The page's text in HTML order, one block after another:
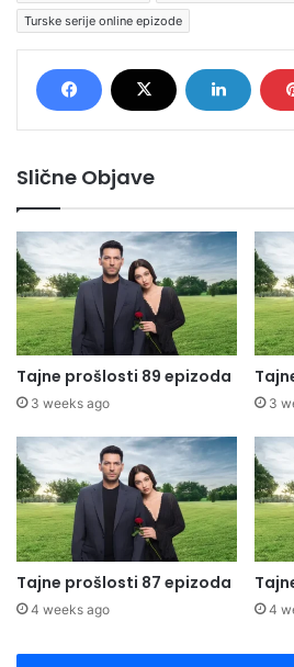
Turske serije online epizode
Slične Objave
Tajne prošlosti 89 epizoda
3 weeks ago 3
Tajne prošlosti 87 epizoda
4 weeks ago 4